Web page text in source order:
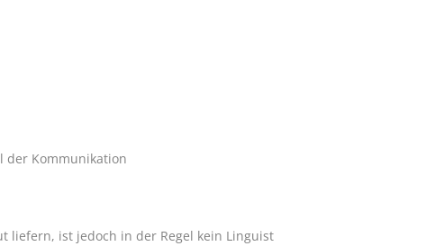
der Kommunikation
liefern, ist jedoch in der Regel kein Linguist